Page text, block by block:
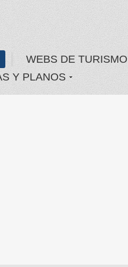
WEBS DE TURISMO
Y PLANOS